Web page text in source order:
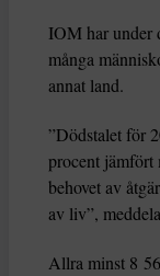
IOM har under
många
annat land.
”Dödstalet för
procent jämfört
behovet av
av liv”,
Allra minst 8